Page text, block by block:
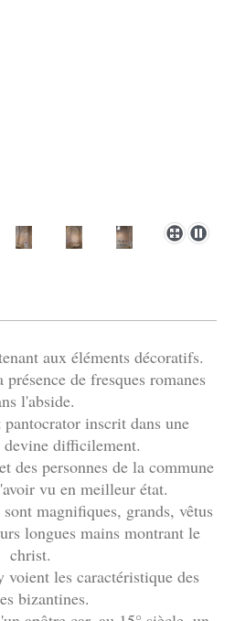
aux éléments décoratifs.
de fresques romanes
l'abside.
inscrit dans une
devine difficilement.
des personnes de la commune
vu en meilleur état.
magnifiques, grands, vêtus
longues mains montrant le
christ.
voient les caractéristique des
bizantines.